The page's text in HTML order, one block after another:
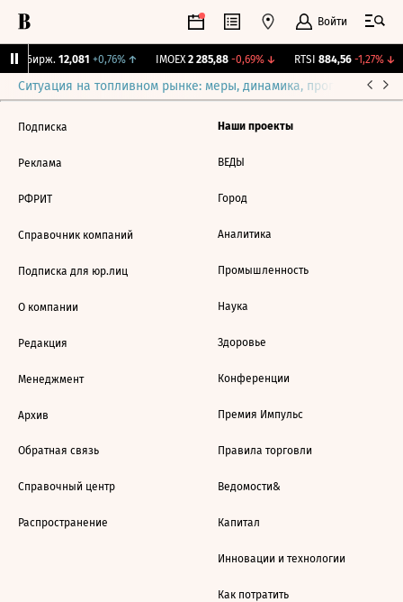
Войти
Бирж. 12,081 +0,76%↑ IMOEX 2 285,88 -0,69%↓ RTSI 884,56 -1,27%↓
Ситуация на топливном рынке: меры, динамика, прогнозы
Подписка
Реклама
РФРИТ
Справочник компаний
Подписка для юр.лиц
О компании
Редакция
Менеджмент
Архив
Обратная связь
Справочный центр
Распространение
Наши проекты
ВЕДЫ
Город
Аналитика
Промышленность
Наука
Здоровье
Конференции
Премия Импульс
Правила торговли
Ведомости&
Капитал
Инновации и технологии
Как потратить